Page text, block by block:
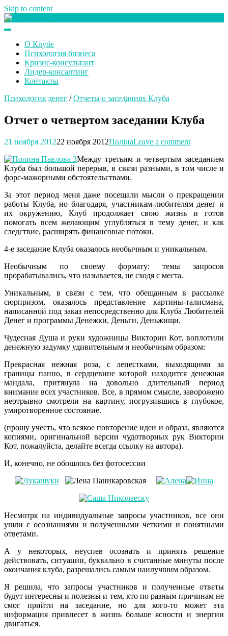
Skip to content
О Клубе
Психология бизнеса
Кризис-консультант
Лидер-консалтинг
Контакты
Психология денег /Отчеты о заседаниях Клуба
Отчет о четвертом заседании Клуба
21 ноября 201222 ноября 2012ПолінаLeave a comment
Между третьим и четвертым заседанием
Клуба был большой перерыв, в связи разными, в том числе и
форс-мажорными обстоятельствами.
За этот период меня даже посещали мысли о прекращении
работы Клуба, но благодаря, участникам-любителям денег и
их окружению, Клуб продолжает свою жизнь и готов
помогать всем желающим углубляться в тему денег, и как
следствие, расширять финансовые потоки.
4-е заседание Клуба оказалось необычным и уникальным.
Необычным по своему формату: темы запросов
прорабатывались, что называется, не сходя с места.
Уникальным, в связи с тем, что обещанным в рассылке
сюрпризом, оказалось представление картины-талисмана,
написанной под заказ непосредственно для Клуба Любителей
Денег и программы Денежки, Деньги, Деньжищи.
Чудесная Душа и руки художницы Виктории Кот, воплотили
денежную задумку удивительным и необычным образом:
Прекрасная нежная роза, с лепестками, выходящими за
границы панно, в сердцевине которой находится денежная
мандала, притянула на довольно длительный период
внимание всех участников. Все, в прямом смысле, заворожено
неотрывно смотрели на картину, погрузившись в глубокое,
умиротворенное состояние.
(прошу учесть, что всякое повторение идеи и образа, являются
копиями, оригинальной версии чудотворных рук Виктории
Кот, пожалуйста, делайте всегда ссылку на автора).
И, конечно, не обошлось без фотосессии
Несмотря на индивидуальные запросы участников, все они
ушли с осознаниями и полученными четкими и понятными
ответами.
А у некоторых, неуспев осознать и принять решение
действовать, ситуации, буквально в считанные минуты после
окончания клуба, разрешались самым наилучшим образом.
Я решила, что запросы участников и полученные ответы
будут интересны и полезны и тем, кто по разным причинам не
смог прийти на заседание, но для кого-то может эта
информация привнесет в жизнь больше ясности и энергии
двигаться.